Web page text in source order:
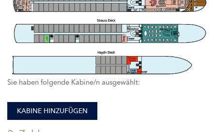
227
Sie haben folgende Kabine/n ausgewählt:
KABINE HINZUFÜGEN